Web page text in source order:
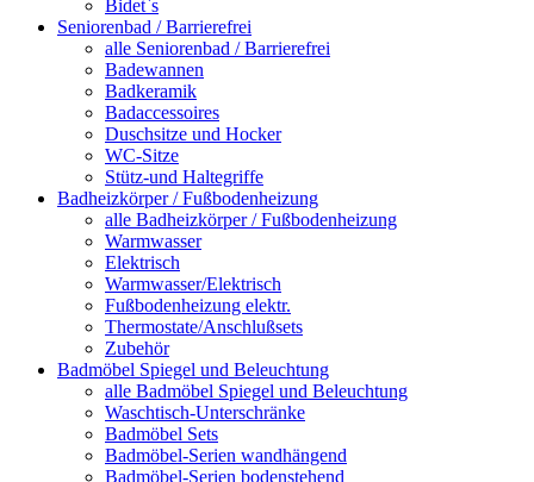
Bidet`s
Seniorenbad / Barrierefrei
alle Seniorenbad / Barrierefrei
Badewannen
Badkeramik
Badaccessoires
Duschsitze und Hocker
WC-Sitze
Stütz-und Haltegriffe
Badheizkörper / Fußbodenheizung
alle Badheizkörper / Fußbodenheizung
Warmwasser
Elektrisch
Warmwasser/Elektrisch
Fußbodenheizung elektr.
Thermostate/Anschlußsets
Zubehör
Badmöbel Spiegel und Beleuchtung
alle Badmöbel Spiegel und Beleuchtung
Waschtisch-Unterschränke
Badmöbel Sets
Badmöbel-Serien wandhängend
Badmöbel-Serien bodenstehend